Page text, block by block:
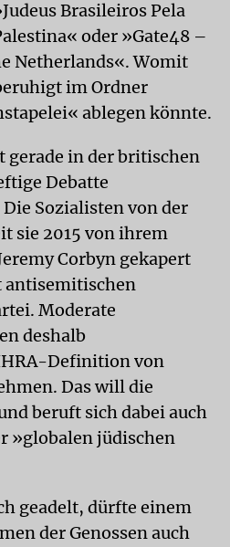
Brasileiros Pela
oder »Gate48 –
Netherlands«. Womit
im Ordner
ablegen könnte.
gerade in der britischen
Debatte
Sozialisten von der
sie 2015 von ihrem
Corbyn gekapert
antisemitischen
Moderate
deshalb
Definition von
Das will die
beruft sich dabei auch
»globalen jüdischen
geadelt, dürfte einem
der Genossen auch